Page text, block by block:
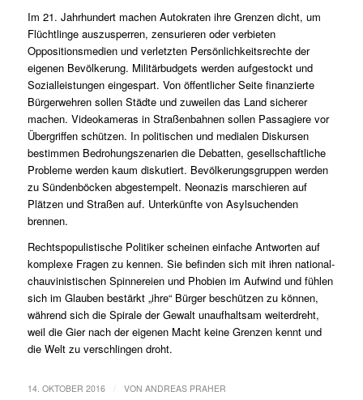
Im 21. Jahrhundert machen Autokraten ihre Grenzen dicht, um
Flüchtlinge auszusperren, zensurieren oder verbieten
Oppositionsmedien und verletzten Persönlichkeitsrechte der
eigenen Bevölkerung. Militärbudgets werden aufgestockt und
Sozialleistungen eingespart. Von öffentlicher Seite finanzierte
Bürgerwehren sollen Städte und zuweilen das Land sicherer
machen. Videokameras in Straßenbahnen sollen Passagiere vor
Übergriffen schützen. In politischen und medialen Diskursen
bestimmen Bedrohungszenarien die Debatten, gesellschaftliche
Probleme werden kaum diskutiert. Bevölkerungsgruppen werden
zu Sündenböcken abgestempelt. Neonazis marschieren auf
Plätzen und Straßen auf. Unterkünfte von Asylsuchenden
brennen.
Rechtspopulistische Politiker scheinen einfache Antworten auf
komplexe Fragen zu kennen. Sie befinden sich mit ihren national-
chauvinistischen Spinnereien und Phobien im Aufwind und fühlen
sich im Glauben bestärkt „ihre“ Bürger beschützen zu können,
während sich die Spirale der Gewalt unaufhaltsam weiterdreht,
weil die Gier nach der eigenen Macht keine Grenzen kennt und
die Welt zu verschlingen droht.
14. OKTOBER 2016 VON ANDREAS PRAHER